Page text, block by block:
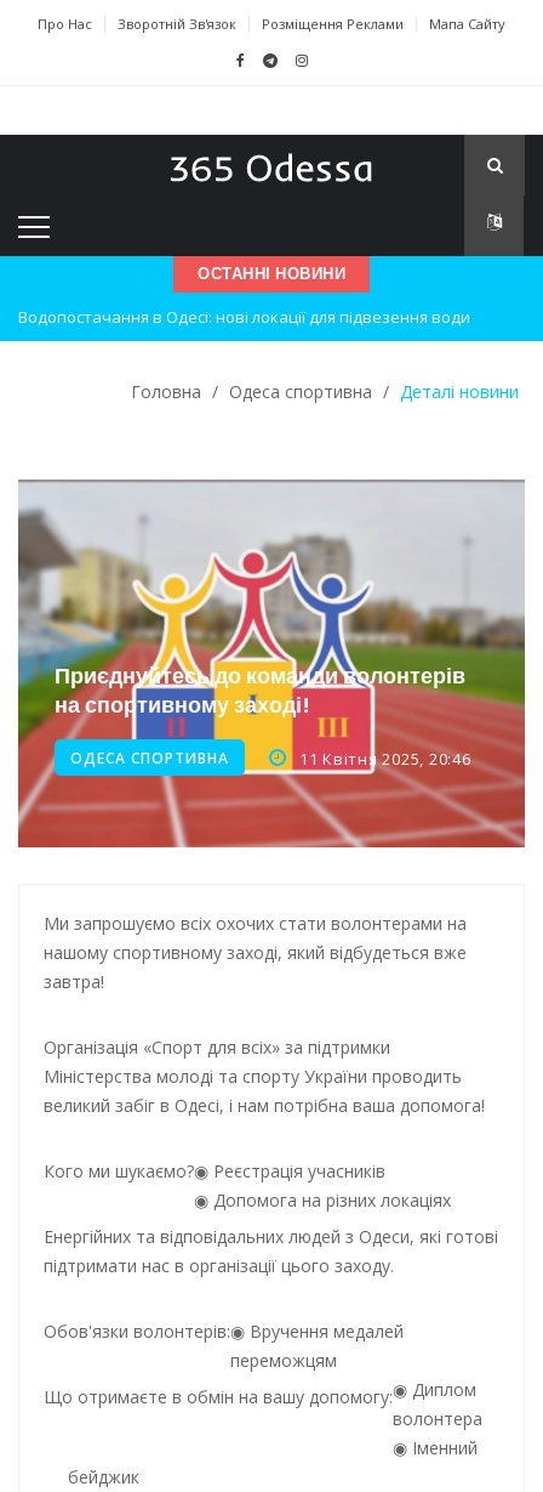
Про Нас Зворотній Зв'язок Розміщення Реклами Мапа Сайту
ОСТАННІ НОВИНИ
Водопостачання в Одесі: нові локації для підвезення води
Нічна атака на Одесу: наслідки вибухів
Успіхи одеситів на європейському чемпіонаті з карате
Новини з Зимової школи інсульту в Швейцарії
Інтеграція ветеранів в українське суспільство
Нічна атака на Одесу: наслідки обстрілу
Енергетична підтримка для Одеси
Головна / Одеса спортивна / Деталі новини
Приєднуйтесь до команди волонтерів
на спортивному заході!
ОДЕСА СПОРТИВНА 11 Квітня 2025, 20:46
Ми запрошуємо всіх охочих стати волонтерами на
нашому спортивному заході, який відбудеться вже
завтра!
Організація «Спорт для всіх» за підтримки
Міністерства молоді та спорту України проводить
великий забіг в Одесі, і нам потрібна ваша допомога!
Кого ми шукаємо?
Енергійних та відповідальних людей з Одеси, які готові
підтримати нас в організації цього заходу.
Обов'язки волонтерів:
Реєстрація учасників
Допомога на різних локаціях
Вручення медалей
переможцям
Що отримаєте в обмін на вашу допомогу:
Диплом
волонтера
Іменний
бейджик